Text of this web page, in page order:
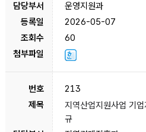
운영지원과
2026-05-07
60
213
지역산업지원사업 기업
규